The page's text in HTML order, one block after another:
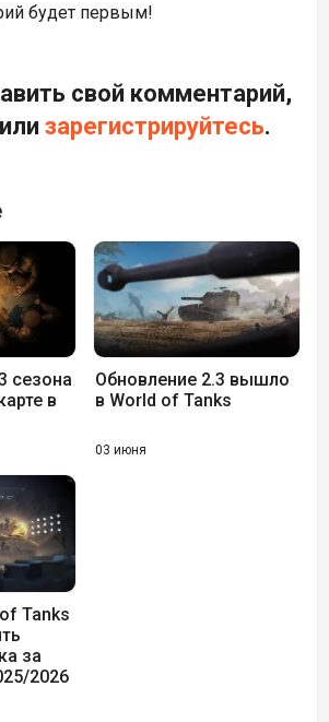
будет первым!
свой комментарий,
или зарегистрируйтесь.
сезона
в
Обновление 2.3 вышло
в World of Tanks
03 июня
Tanks
за
2026